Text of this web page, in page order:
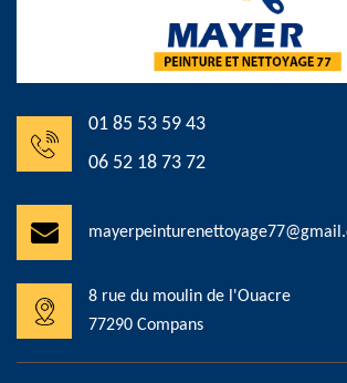
01 85 53 59 43
06 52 18 73 72
8 rue du moulin de l'Ouacre
77290 Compans